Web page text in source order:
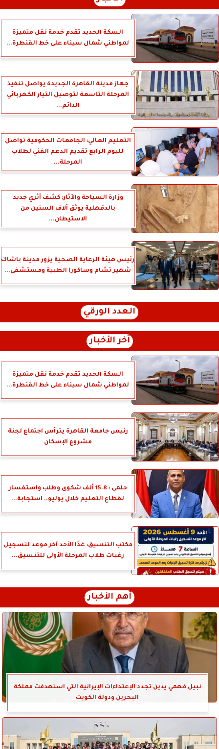
السكة الحديد تقدم خدمة نقل متميزة
لمواطني شمال سيناء على خط القنطرة...
جهاز مدينة القاهرة الجديدة يواصل تنفيذ
المرحلة التاسعة لتوصيل التيار الكهربائي
الدائم...
التعليم العالي: الجامعات الحكومية تواصل
لليوم الرابع تقديم الدعم الفني لطلاب
المرحلة...
وزارة السياحة والآثار: كشف أثري جديد
بالدقهلية يوثق آلاف السنين من
الاستيطان...
رئيس هيئة الرعاية الصحية يزور مدينة باشاك
شهير تشام وساكورا الطبية ومستشفى...
العدد الورقي
آخر الأخبار
السكة الحديد تقدم خدمة نقل متميزة
لمواطني شمال سيناء على خط القنطرة...
رئيس جامعة القاهرة يترأس اجتماع لجنة
مشروع الإسكان
حلمى : 15.8 ألف شكوى وطلب واستفسار
لقطاع التعليم خلال يوليو.. استجابة...
مكتب التنسيق: غدًا الأحد آخر موعد لتسجيل
رغبات طلاب المرحلة الأولى للتنسيق...
أهم الأخبار
نبيل فهمي يدين تجدد الإعتداءات الإيرانية التي استهدفت مملكة
البحرين ودولة الكويت